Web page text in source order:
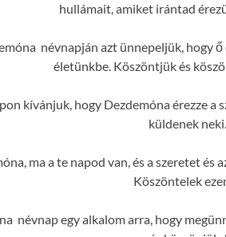
hullámait, amiket irántad
névnapján azt ünnepeljük, hogy
életünkbe. Köszöntjük és
kívánjuk, hogy Dezdemóna érezze
küldenek
ma a te napod van, és a szeretet
Köszöntelek
névnap egy alkalom arra, hogy